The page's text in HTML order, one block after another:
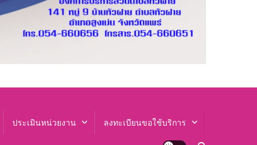
ประเมินหน่วยงาน ลงทะเบียนขอใช้บริการ